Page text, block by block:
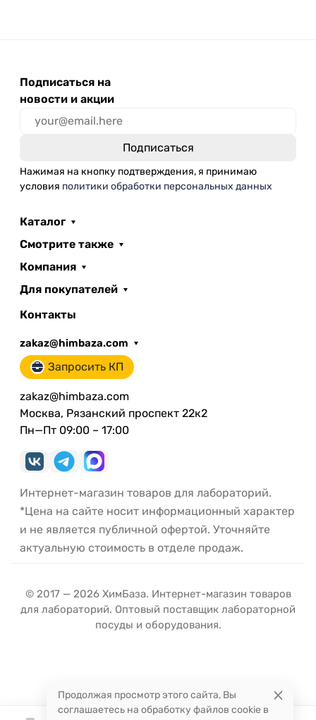
Подписаться на
новости и акции
Нажимая на кнопку подтверждения, я принимаю
условия политики обработки персональных данных
Каталог
Смотрите также
Компания
Для покупателей
Контакты
zakaz@himbaza.com
Запросить КП
zakaz@himbaza.com
Москва, Рязанский проспект 22к2
Пн—Пт 09:00 – 17:00
Интернет-магазин товаров для лабораторий.
*Цена на сайте носит информационный характер
и не является публичной офертой. Уточняйте
актуальную стоимость в отделе продаж.
© 2017 — 2026 ХимБаза. Интернет-магазин товаров
для лабораторий. Оптовый поставщик лабораторной
посуды и оборудования.
Продолжая просмотр этого сайта, Вы
соглашаетесь на обработку файлов cookie в